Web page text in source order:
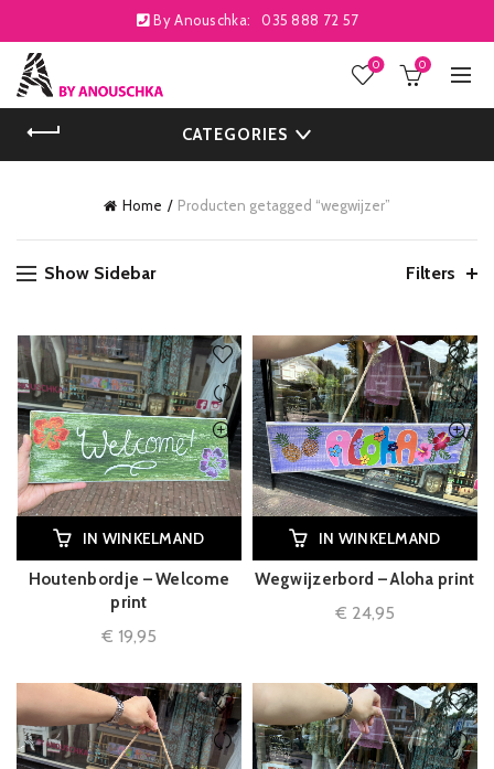
By Anouschka: 035 888 72 57
0 0
CATEGORIES
Home Producten getagged “wegwijzer”
Show Sidebar Filters
IN WINKELMAND
Houtenbordje – Welcome
print
€ 19,95
IN WINKELMAND
Wegwijzerbord – Aloha print
€ 24,95